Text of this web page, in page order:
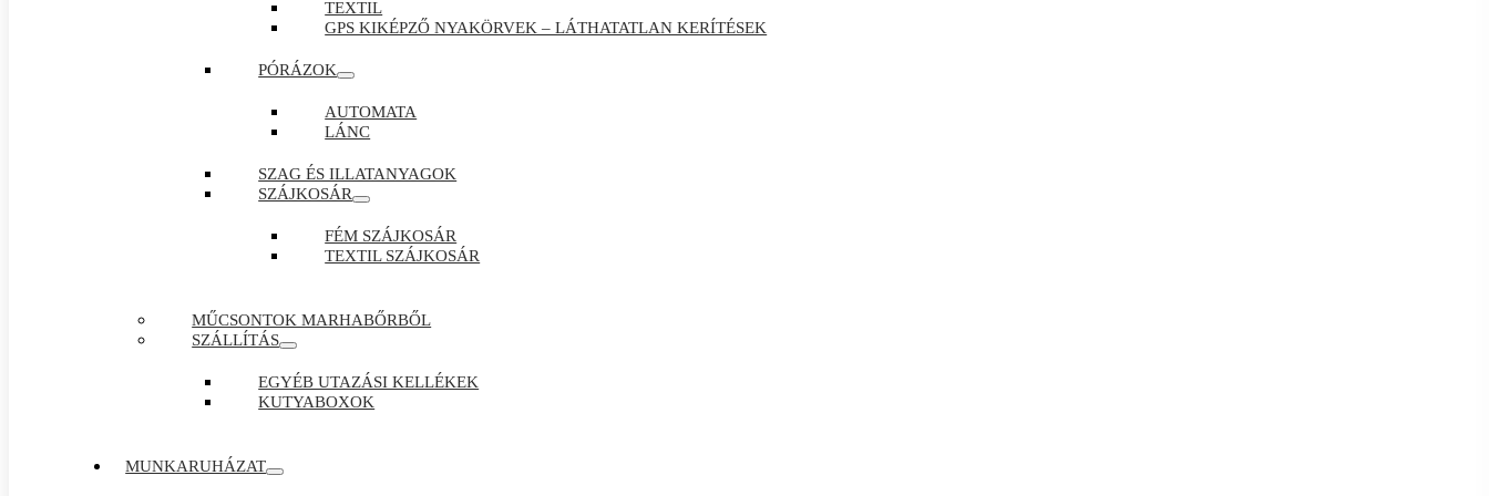
TEXTIL
GPS KIKÉPZŐ NYAKÖRVEK – LÁTHATATLAN KERÍTÉSEK
PÓRÁZOK
AUTOMATA
LÁNC
SZAG ÉS ILLATANYAGOK
SZÁJKOSÁR
FÉM SZÁJKOSÁR
TEXTIL SZÁJKOSÁR
MŰCSONTOK MARHABŐRBŐL
SZÁLLÍTÁS
EGYÉB UTAZÁSI KELLÉKEK
KUTYABOXOK
MUNKARUHÁZAT